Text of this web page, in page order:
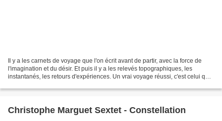
Il y a les carnets de voyage que l'on écrit avant de partir, avec la force de
l'imagination et du désir. Et puis il y a les relevés topographiques, les
instantanés, les retours d'expériences. Un vrai voyage réussi, c'est celui qui
Christophe Marguet Sextet - Constellation